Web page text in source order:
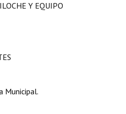
Y EQUIPO
Municipal.